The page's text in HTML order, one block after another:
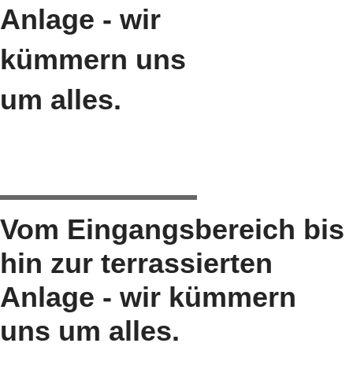
Anlage - wir
kümmern uns
um alles.
Vom Eingangsbereich bis
hin zur terrassierten
Anlage - wir kümmern
uns um alles.